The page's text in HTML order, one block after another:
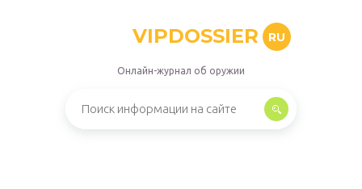
VIPDOSSIER RU
Онлайн-журнал об оружии